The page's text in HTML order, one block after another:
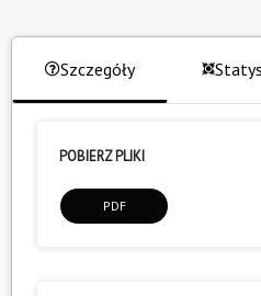
Szczegóły
POBIERZ PLIKI
PDF